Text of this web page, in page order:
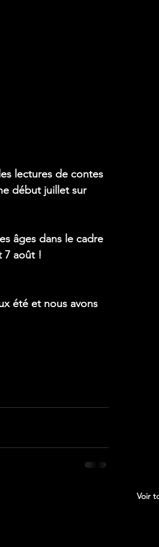
lectures de contes
début juillet sur
âges dans le cadre
7 août !
été et nous avons
Voir